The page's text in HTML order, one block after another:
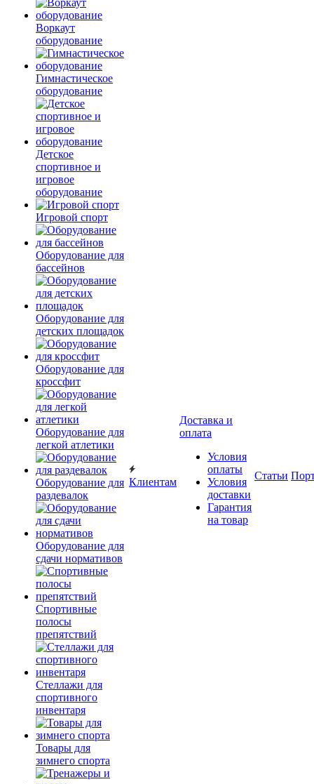
Воркаут
оборудование
Гимнастическое
оборудование
Детское
спортивное и
игровое
оборудование
Игровой спорт
Оборудование для
бассейнов
Оборудование для
детских площадок
Оборудование для
кроссфит
Оборудование для
легкой атлетики
Оборудование для
раздевалок
Оборудование для
сдачи нормативов
Спортивные
полосы
препятствий
Стеллажи для
спортивного
инвентаря
Товары для
зимнего спорта
Клиентам
Доставка и
оплата
Условия
оплаты
Условия
доставки
Гарантия
на товар
Статьи